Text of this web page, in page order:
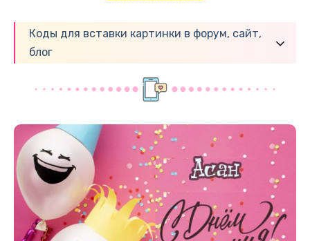
Коды для вставки картинки в форум, сайт,
блог